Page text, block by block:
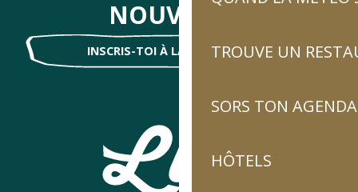
TROUVE UN
SORS TON AGENDA
HÔTELS
NOUVELLES
INSCRIS-TOI À LA NEWSLETTER !